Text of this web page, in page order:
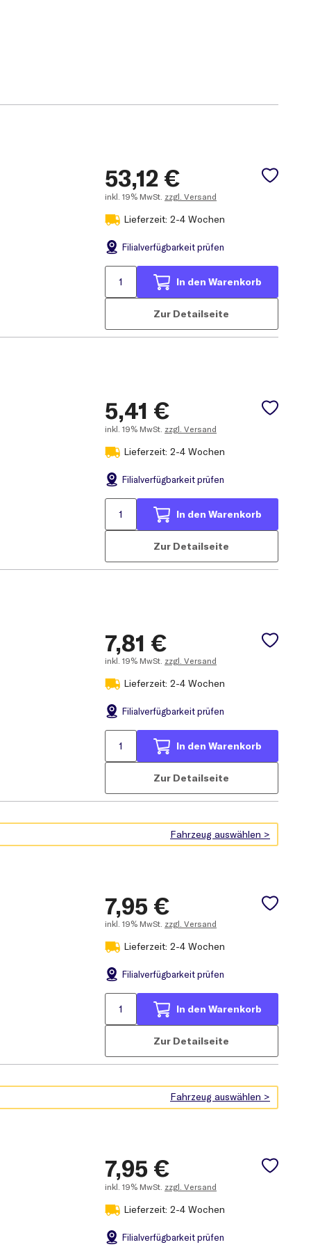
53,12€
inkl. 19% MwSt. zzgl. Versand
Lieferzeit: 2-4 Wochen
Filialverfügbarkeit prüfen
In den Warenkorb
Zur Detailseite
5,41 €
inkl. 19% MwSt. zzgl. Versand
Lieferzeit: 2-4 Wochen
Filialverfügbarkeit prüfen
In den Warenkorb
Zur Detailseite
7,81 €
inkl. 19% MwSt. zzgl. Versand
Lieferzeit: 2-4 Wochen
Filialverfügbarkeit prüfen
In den Warenkorb
Zur Detailseite
7,95 €
inkl. 19% MwSt. zzgl. Versand
Lieferzeit: 2-4 Wochen
Filialverfügbarkeit prüfen
In den Warenkorb
Zur Detailseite
7,95 €
inkl. 19% MwSt. zzgl. Versand
Lieferzeit: 2-4 Wochen
Filialverfügbarkeit prüfen